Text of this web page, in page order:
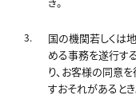
国の機関若しくは
める事務を遂行す
り、お客様の同意
すおそれがあるとき